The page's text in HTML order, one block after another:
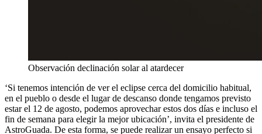
Observación declinación solar al atardecer
‘Si tenemos intención de ver el eclipse cerca del domicilio habitual,
en el pueblo o desde el lugar de descanso donde tengamos previsto
estar el 12 de agosto, podemos aprovechar estos dos días e incluso el
fin de semana para elegir la mejor ubicación’, invita el presidente de
AstroGuada. De esta forma, se puede realizar un ensayo perfecto si